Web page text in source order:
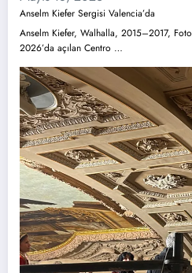
Anselm Kiefer Sergisi Valencia’da
Anselm Kiefer, Walhalla, 2015–2017,
2026’da açılan Centro …